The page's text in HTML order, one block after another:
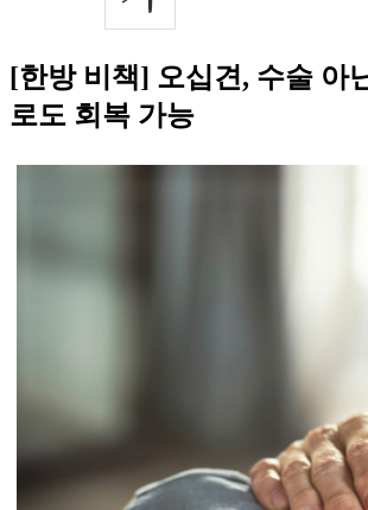
[한방 비책] 오십견, 수술 아
로도 회복 가능